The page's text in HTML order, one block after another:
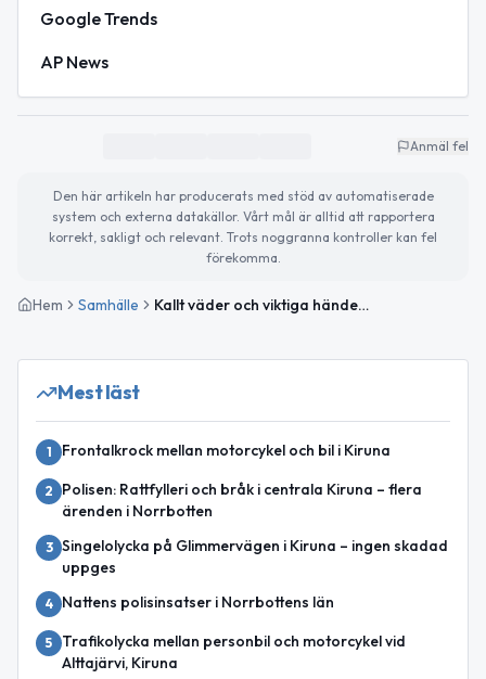
Google Trends
AP News
Anmäl fel
Den här artikeln har producerats med stöd av automatiserade
system och externa datakällor. Vårt mål är alltid att rapportera
korrekt, sakligt och relevant. Trots noggranna kontroller kan fel
förekomma.
Hem Samhälle Kallt väder och viktiga händelser i världen och Kiruna
Mest läst
1 Frontalkrock mellan motorcykel och bil i Kiruna
2
Polisen: Rattfylleri och bråk i centrala Kiruna – flera
ärenden i Norrbotten
3 Singelolycka på Glimmervägen i Kiruna – ingen skadad
uppges
4 Nattens polisinsatser i Norrbottens län
5
Trafikolycka mellan personbil och motorcykel vid
Alttajärvi, Kiruna